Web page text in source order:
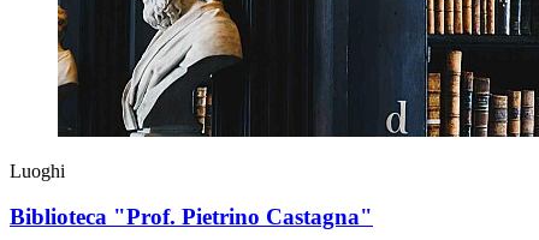
Luoghi
Biblioteca "Prof. Pietrino Castagna"